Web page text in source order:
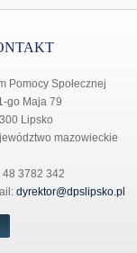
Pomocy Społecznej
go Maja 79
Lipsko
mazowieckie
48 3782 342
dyrektor@dpslipsko.pl